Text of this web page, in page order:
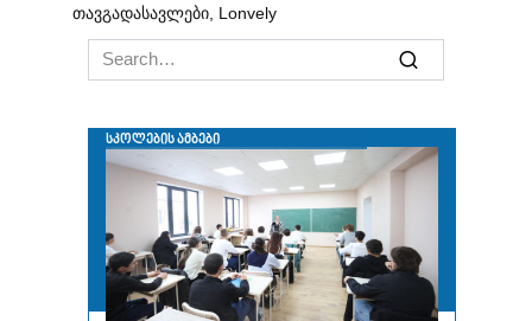
თავგადასავლები, Lonvely
Search
for: